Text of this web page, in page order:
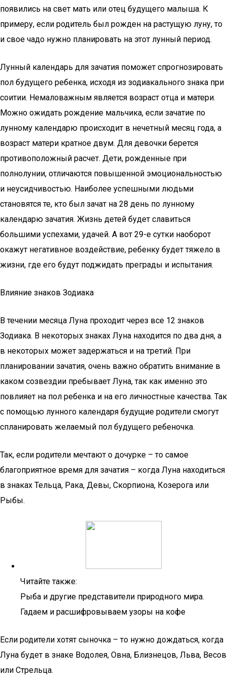
появились на свет мать или отец будущего малыша. К
примеру, если родитель был рожден на растущую луну, то
и свое чадо нужно планировать на этот лунный период.
Лунный календарь для зачатия поможет спрогнозировать
пол будущего ребенка, исходя из зодиакального знака при
соитии. Немаловажным является возраст отца и матери.
Можно ожидать рождение мальчика, если зачатие по
лунному календарю происходит в нечетный месяц года, а
возраст матери кратное двум. Для девочки берется
противоположный расчет. Дети, рожденные при
полнолунии, отличаются повышенной эмоциональностью
и неусидчивостью. Наиболее успешными людьми
становятся те, кто был зачат на 28 день по лунному
календарю зачатия. Жизнь детей будет славиться
большими успехами, удачей. А вот 29-е сутки наоборот
окажут негативное воздействие, ребенку будет тяжело в
жизни, где его будут поджидать преграды и испытания.
Влияние знаков Зодиака
В течении месяца Луна проходит через все 12 знаков
Зодиака. В некоторых знаках Луна находится по два дня, а
в некоторых может задержаться и на третий. При
планировании зачатия, очень важно обратить внимание в
каком созвездии пребывает Луна, так как именно это
повлияет на пол ребенка и на его личностные качества. Так
с помощью лунного календаря будущие родители смогут
спланировать желаемый пол будущего ребеночка.
Так, если родители мечтают о дочурке – то самое
благоприятное время для зачатия – когда Луна находиться
в знаках Тельца, Рака, Девы, Скорпиона, Козерога или
Рыбы.
Читайте также:
Рыба и другие представители природного мира.
Гадаем и расшифровываем узоры на кофе
Если родители хотят сыночка – то нужно дождаться, когда
Луна будет в знаке Водолея, Овна, Близнецов, Льва, Весов
или Стрельца.